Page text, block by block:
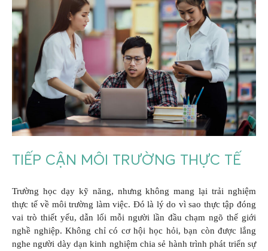
TIẾP CẬN MÔI TRƯỜNG THỰC TẾ
Trường học dạy kỹ năng, nhưng không mang lại trải nghiệm
thực tế về môi trường làm việc. Đó là lý do vì sao thực tập đóng
vai trò thiết yếu, dẫn lối mỗi người lần đầu chạm ngõ thế giới
nghề nghiệp. Không chỉ có cơ hội học hỏi, bạn còn được lắng
nghe người dày dạn kinh nghiệm chia sẻ hành trình phát triển sự